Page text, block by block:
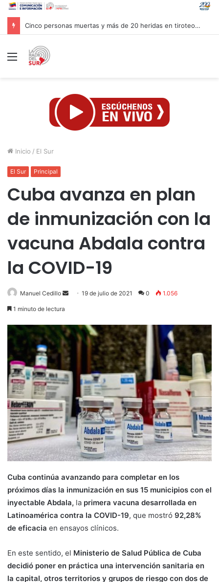
Autoridades venezolanas implementan medidas de ahorro energético ante fenómeno climatológico “Súper Niño”
Menú
Inicio / El Sur
El Sur Principal
Cuba avanza en plan
de inmunización con la
vacuna Abdala contra
la COVID-19
Manuel Cedillo
Send19 de julio de 2021 0 1.056
1 minuto de lectura
Cuba continúa avanzando para completar en los
próximos días la inmunización en sus 15 municipios con el
inyectable Abdala, la primera vacuna desarrollada en
Latinoamérica contra la COVID-19, que mostró 92,28%
de eficacia en ensayos clínicos.
En este sentido, el Ministerio de Salud Pública de Cuba
decidió poner en práctica una intervención sanitaria en
la capital, otros territorios y grupos de riesgo con dos de